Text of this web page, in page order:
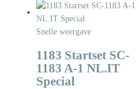
Snelle weergave
1183 Startset SC-
1183 A-1 NL.IT
Special